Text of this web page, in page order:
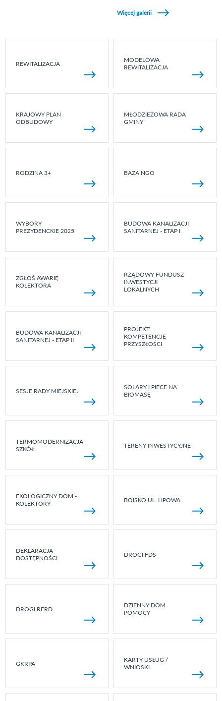
Więcej galerii
REWITALIZACJA
MODELOWA
REWITALIZACJA
KRAJOWY PLAN
ODBUDOWY
MŁODZIEŻOWA RADA
GMINY
RODZINA 3+ BAZA NGO
WYBORY
PREZYDENCKIE 2025
BUDOWA KANALIZACJI
SANITARNEJ - ETAP I
ZGŁOŚ AWARIĘ
KOLEKTORA
RZĄDOWY FUNDUSZ
INWESTYCJI
LOKALNYCH
BUDOWA KANALIZACJI
SANITARNEJ - ETAP II
PROJEKT:
KOMPETENCJE
PRZYSZŁOŚCI
SESJE RADY MIEJSKIEJ
SOLARY I PIECE NA
BIOMASĘ
TERMOMODERNIZACJA
SZKÓŁ
TERENY INWESTYCYJNE
EKOLOGICZNY DOM -
KOLEKTORY
BOISKO UL. LIPOWA
DEKLARACJA
DOSTĘPNOŚCI
DROGI FDS
DROGI RFRD
DZIENNY DOM
POMOCY
GKRPA
KARTY USŁUG /
WNIOSKI